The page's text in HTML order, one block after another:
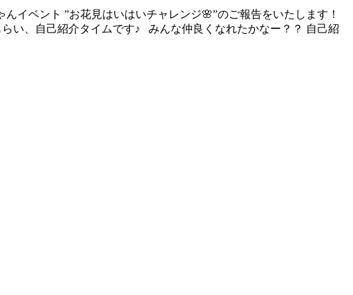
ベント ”お花見はいはいチャレンジ🌸”のご報告をいたします！
い、自己紹介タイムです♪ みんな仲良くなれたかなー？？ 自己紹